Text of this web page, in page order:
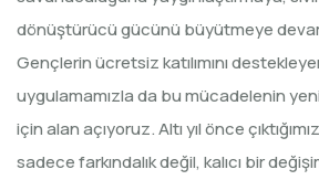
dönüştürücü gücünü büyütmeye
Gençlerin ücretsiz katılımını
uygulamamızla da bu mücadelenin
için alan açıyoruz. Altı yıl önce
sadece farkındalık değil, kalıcı bir